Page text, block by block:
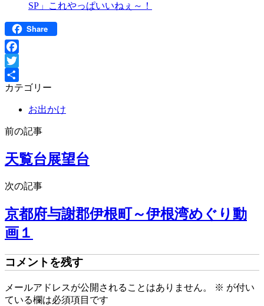
SP」これやっぱいいねぇ～！
Share
Facebook
Twitter
共
カテゴリー
お出かけ
前の記事
天覧台展望台
次の記事
京都府与謝郡伊根町～伊根湾めぐり動
画１
コメントを残す
メールアドレスが公開されることはありません。 ※ が付い
ている欄は必須項目です